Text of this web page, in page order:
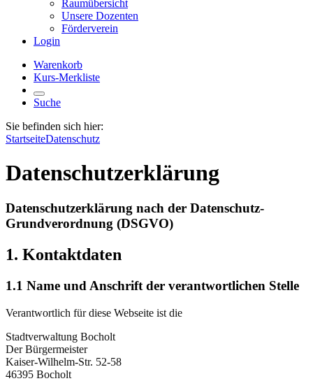
Raumübersicht
Unsere Dozenten
Förderverein
Login
Warenkorb
Kurs-Merkliste
Suche
Sie befinden sich hier:
StartseiteDatenschutz
Datenschutzerklärung
Datenschutzerklärung nach der Datenschutz-
Grundverordnung (DSGVO)
1. Kontaktdaten
1.1 Name und Anschrift der verantwortlichen Stelle
Verantwortlich für diese Webseite ist die
Stadtverwaltung Bocholt
Der Bürgermeister
Kaiser-Wilhelm-Str. 52-58
46395 Bocholt